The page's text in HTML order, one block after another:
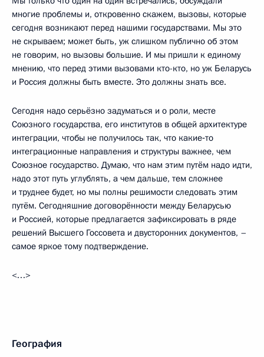
многие проблемы и, откровенно скажем, вызовы, которые
сегодня возникают перед нашими государствами. Мы это
не скрываем; может быть, уж слишком публично об этом
не говорим, но вызовы большие. И мы пришли к единому
мнению, что перед этими вызовами кто-кто, но уж Беларусь
и Россия должны быть вместе. Это должны знать все.
Сегодня надо серьёзно задуматься и о роли, месте
Союзного государства, его институтов в общей архитектуре
интеграции, чтобы не получилось так, что какие‑то
интеграционные направления и структуры важнее, чем
Союзное государство. Думаю, что нам этим путём надо идти,
надо этот путь углублять, а чем дальше, тем сложнее
и труднее будет, но мы полны решимости следовать этим
путём. Сегодняшние договорённости между Беларусью
и Россией, которые предлагается зафиксировать в ряде
решений Высшего Госсовета и двусторонних документов, –
самое яркое тому подтверждение.
<…>
География